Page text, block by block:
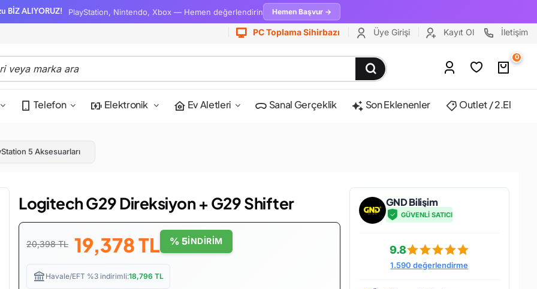
BİZ ALIYORUZ! PlayStation, Nintendo, Xbox — Hemen değerlendirin Hemen Başvur →
PC Toplama Sihirbazı Üye Girişi Kayıt Ol İletişim
0
Telefon Elektronik Ev Aletleri Sanal Gerçeklik Son Eklenenler Outlet / 2.El
5 Aksesuarları
Logitech G29 Direksiyon + G29 Shifter
20,398 TL 19,378TL % 5İNDİRİM
Havale/EFT %3 indirimli:18,796 TL
GND Bilişim
GÜVENLİ SATICI
9.8
1.590 değerlendirme